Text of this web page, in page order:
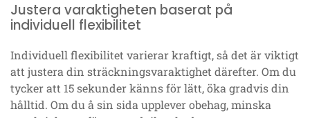
Justera varaktigheten baserat på
individuell flexibilitet
Individuell flexibilitet varierar kraftigt, så det är viktigt
att justera din sträckningsvaraktighet därefter. Om du
tycker att 15 sekunder känns för lätt, öka gradvis din
hålltid. Om du å sin sida upplever obehag, minska